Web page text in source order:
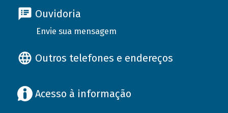
Ouvidoria
Envie sua mensagem
Outros telefones e endereços
Acesso à informação